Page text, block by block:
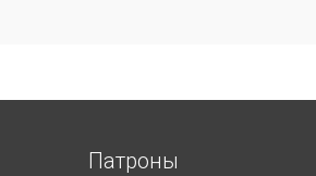
Патроны